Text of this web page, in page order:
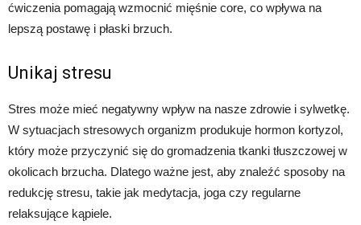
ćwiczenia pomagają wzmocnić mięśnie core, co wpływa na
lepszą postawę i płaski brzuch.
Unikaj stresu
Stres może mieć negatywny wpływ na nasze zdrowie i sylwetkę.
W sytuacjach stresowych organizm produkuje hormon kortyzol,
który może przyczynić się do gromadzenia tkanki tłuszczowej w
okolicach brzucha. Dlatego ważne jest, aby znaleźć sposoby na
redukcję stresu, takie jak medytacja, joga czy regularne
relaksujące kąpiele.